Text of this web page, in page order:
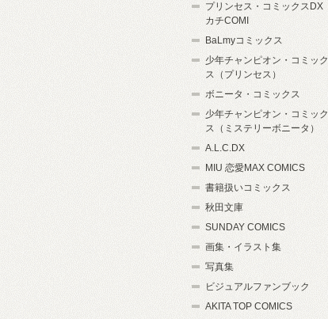
プリンセス・コミックスDX
カチCOMI
BaLmyコミックス
少年チャンピオン・コミック
ス（プリンセス）
ボニータ・コミックス
少年チャンピオン・コミック
ス（ミステリーボニータ）
A.L.C.DX
MIU 恋愛MAX COMICS
書籍扱いコミックス
秋田文庫
SUNDAY COMICS
画集・イラスト集
写真集
ビジュアルファンブック
AKITA TOP COMICS